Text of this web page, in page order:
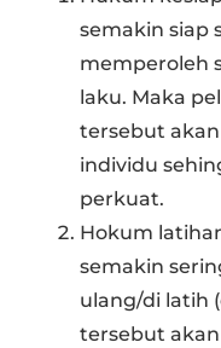
semakin siap
memperoleh
laku. Maka
tersebut
individu
perkuat.
Hokum
semakin
ulang/di latih
tersebut